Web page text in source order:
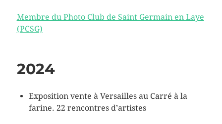
Membre du Photo Club de Saint Germain en Laye
(PCSG)
2024
Exposition vente à Versailles au Carré à la
farine. 22 rencontres d’artistes